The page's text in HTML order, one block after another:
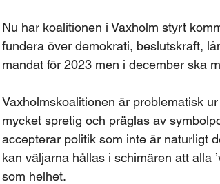
Nu har koalitionen i Vaxholm styrt
fundera över demokrati, beslutskraft,
mandat för 2023 men i december ska
Vaxholmskoalitionen är problematisk
mycket spretig och präglas av
accepterar politik som inte är naturligt
kan väljarna hållas i schimären att alla
som helhet.